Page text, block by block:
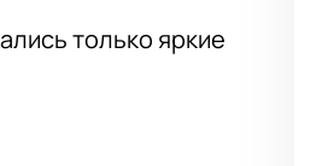
только яркие